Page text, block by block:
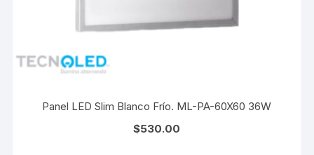
Panel LED Slim Blanco Frío. ML-PA-60X60 36W
$530.00